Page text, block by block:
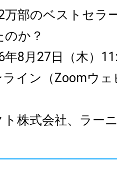
万部のベストセラ
か？
年8月27日（木）
イン（Zoomウェ
株式会社、ラー